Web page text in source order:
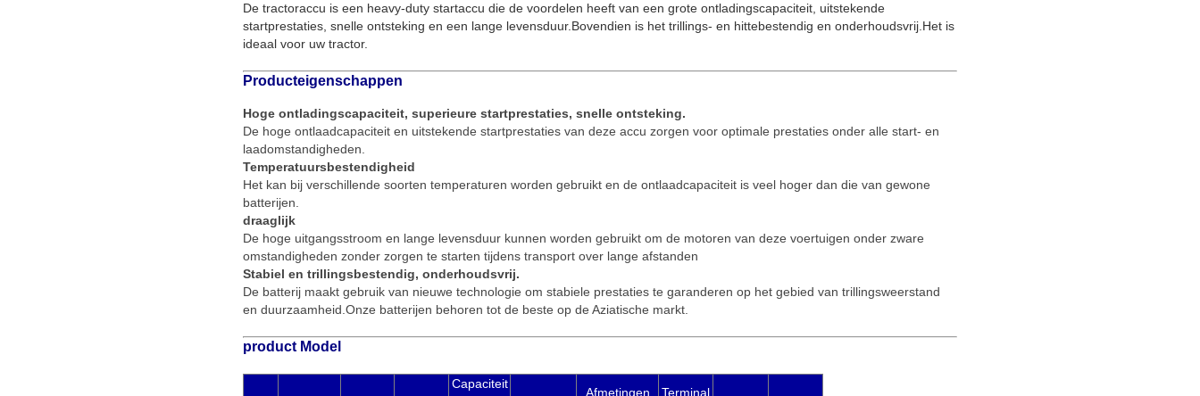
De tractoraccu is een heavy-duty startaccu die de voordelen heeft van een grote ontladingscapaciteit, uitstekende
startprestaties, snelle ontsteking en een lange levensduur.Bovendien is het trillings- en hittebestendig en onderhoudsvrij.Het is
ideaal voor uw tractor.
Producteigenschappen
Hoge ontladingscapaciteit, superieure startprestaties, snelle ontsteking.
De hoge ontlaadcapaciteit en uitstekende startprestaties van deze accu zorgen voor optimale prestaties onder alle start- en
laadomstandigheden.
Temperatuursbestendigheid
Het kan bij verschillende soorten temperaturen worden gebruikt en de ontlaadcapaciteit is veel hoger dan die van gewone
batterijen.
draaglijk
De hoge uitgangsstroom en lange levensduur kunnen worden gebruikt om de motoren van deze voertuigen onder zware
omstandigheden zonder zorgen te starten tijdens transport over lange afstanden
Stabiel en trillingsbestendig, onderhoudsvrij.
De batterij maakt gebruik van nieuwe technologie om stabiele prestaties te garanderen op het gebied van trillingsweerstand
en duurzaamheid.Onze batterijen behoren tot de beste op de Aziatische markt.
product Model
Capaciteit
Afmetingen
Terminal